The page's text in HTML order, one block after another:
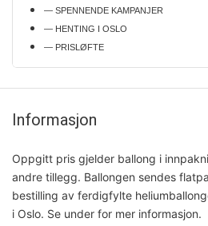
— SPENNENDE KAMPANJER
— HENTING I OSLO
— PRISLØFTE
Informasjon
Oppgitt pris gjelder ballong i
andre tillegg. Ballongen sendes
bestilling av ferdigfylte
i Oslo. Se under for mer informasjon.